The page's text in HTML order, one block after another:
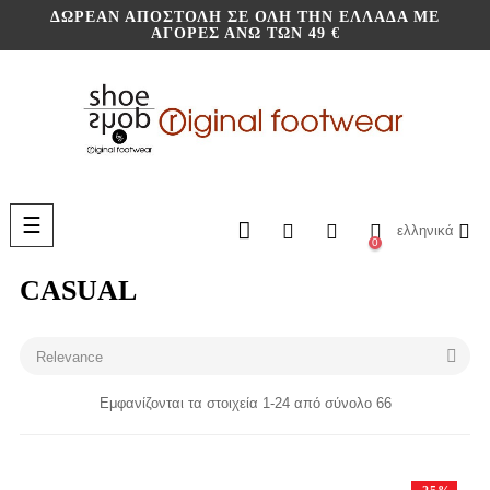
ΔΩΡΕΆΝ ΑΠΟΣΤΟΛΉ ΣΕ ΌΛΗ ΤΗΝ ΕΛΛΆΔΑ ΜΕ
ΑΓΟΡΈΣ ΆΝΩ ΤΩΝ 49 €
Toggle
navigation
☰
0
ελληνικά
CASUAL
Relevance 
Εμφανίζονται τα στοιχεία 1-24 από σύνολο 66